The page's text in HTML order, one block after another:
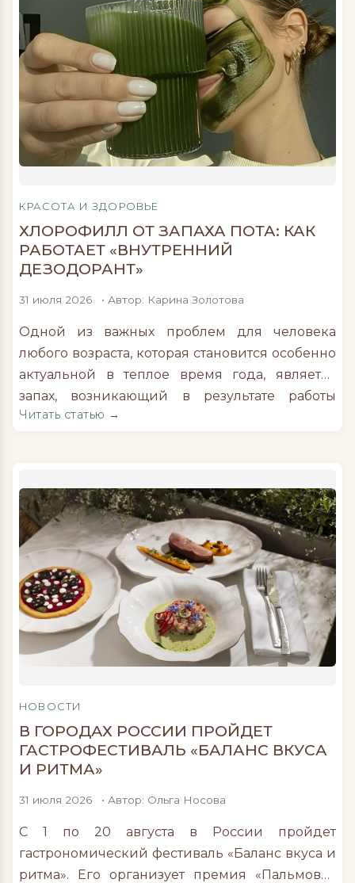
привычки чаще других становятся причиной
обращения к врачу. 1. Пить лимонад […]
КРАСОТА И ЗДОРОВЬЕ
ХЛОРОФИЛЛ ОТ ЗАПАХА ПОТА: КАК
РАБОТАЕТ «ВНУТРЕННИЙ
ДЕЗОДОРАНТ»
31 июля 2026 • Автор: Карина Золотова
Одной из важных проблем для человека
любого возраста, которая становится особенно
актуальной в теплое время года, является
запах, возникающий в результате работы
активных кожных желез. В отдельных зонах
регулярная гигиена не дает полного
ощущения чистоты и […]
Читать статью →
НОВОСТИ
В ГОРОДАХ РОССИИ ПРОЙДЕТ
ГАСТРОФЕСТИВАЛЬ «БАЛАНС ВКУСА
И РИТМА»
31 июля 2026 • Автор: Ольга Носова
С 1 по 20 августа в России пройдет
гастрономический фестиваль «Баланс вкуса и
ритма». Его организует премия «Пальмовая